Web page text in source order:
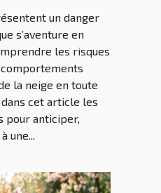
un danger
s’aventure en
les risques
la neige en toute
cet article les
pour anticiper,